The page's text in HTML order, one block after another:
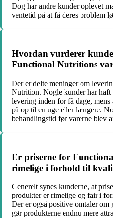
Dog har andre kunder oplevet
ventetid på at få deres problem
Hvordan vurderer
Functional Nutritions
Der er delte meninger om
Nutrition. Nogle kunder har haft
levering inden for få dage,
på op til en uge eller længere.
behandlingstid før varerne blev
Er priserne for
rimelige i forhold til
Generelt synes kunderne, at
produkter er rimelige og fair i
Der er også positive omtaler om
gør produkterne endnu mere